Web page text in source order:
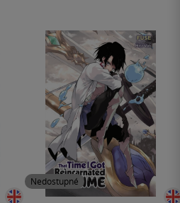
Nedostupné